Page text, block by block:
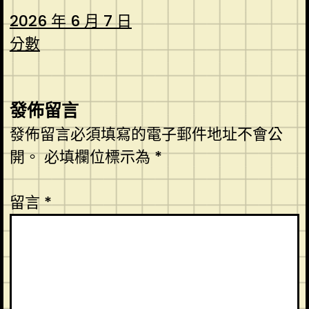
2026 年 6 月 7 日
分數
發佈留言
發佈留言必須填寫的電子郵件地址不會公
開。必填欄位標示為*
留言*